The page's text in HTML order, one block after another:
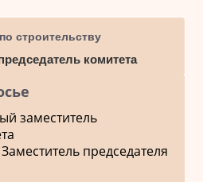
строительству
комитета
заместитель
председателя